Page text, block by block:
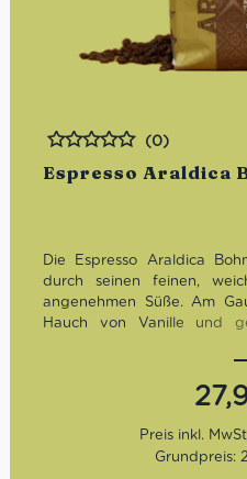
Espresso Araldica
Bewertet
(0)
Die Espresso Araldica
durch seinen feinen,
angenehmen Süße. Am
Hauch von Vanille und
und schön cremig. Im
Araldica Kaffee sehr
Mild
Angenehm
Grundpreis: